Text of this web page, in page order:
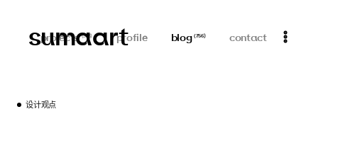
sumaart
projects (313) profile blog (756) contact
设计观点